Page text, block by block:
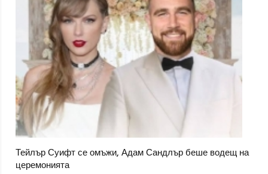
Тейлър Суифт се омъжи, Адам Сандлър беше водещ на
церемонията